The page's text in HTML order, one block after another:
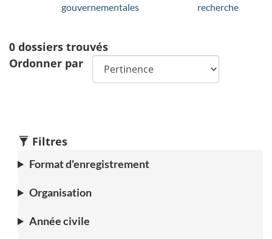
gouvernementales
recherche
0 dossiers trouvés
Ordonner par
Filtres
Format d'enregistrement
Organisation
Année civile